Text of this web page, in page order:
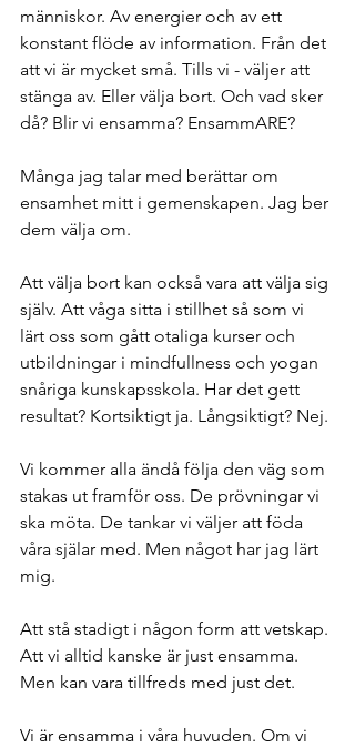
människor. Av energier och av ett
konstant flöde av information. Från det
att vi är mycket små. Tills vi - väljer att
stänga av. Eller välja bort. Och vad sker
då? Blir vi ensamma? EnsammARE?
Många jag talar med berättar om
ensamhet mitt i gemenskapen. Jag ber
dem välja om.
Att välja bort kan också vara att välja sig
själv. Att våga sitta i stillhet så som vi
lärt oss som gått otaliga kurser och
utbildningar i mindfullness och yogan
snåriga kunskapsskola. Har det gett
resultat? Kortsiktigt ja. Långsiktigt? Nej.
Vi kommer alla ändå följa den väg som
stakas ut framför oss. De prövningar vi
ska möta. De tankar vi väljer att föda
våra själar med. Men något har jag lärt
mig.
Att stå stadigt i någon form att vetskap.
Att vi alltid kanske är just ensamma.
Men kan vara tillfreds med just det.
Vi är ensamma i våra huvuden. Om vi